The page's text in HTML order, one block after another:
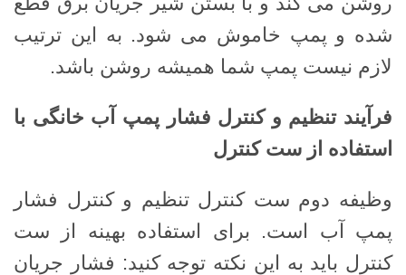
شده و پمپ خاموش می شود. به این ترتیب
لازم نیست پمپ شما همیشه روشن باشد.
فرآیند تنظیم و کنترل فشار پمپ آب خانگی با
استفاده از ست کنترل
وظیفه دوم ست کنترل تنظیم و کنترل فشار
پمپ آب است. برای استفاده بهینه از ست
کنترل باید به این نکته توجه کنید: فشار جریان